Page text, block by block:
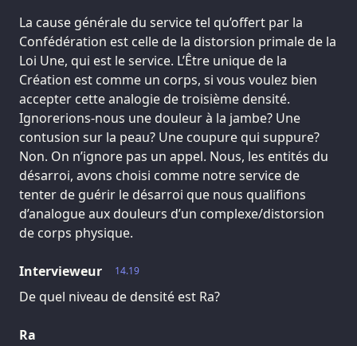
La cause générale du service tel qu’offert par la
Confédération est celle de la distorsion primale de la
Loi Une, qui est le service. L’Être unique de la
Création est comme un corps, si vous voulez bien
accepter cette analogie de troisième densité.
Ignorerions-nous une douleur à la jambe? Une
contusion sur la peau? Une coupure qui suppure?
Non. On n’ignore pas un appel. Nous, les entités du
désarroi, avons choisi comme notre service de
tenter de guérir le désarroi que nous qualifions
d’analogue aux douleurs d’un complexe/distorsion
de corps physique.
14.19
Intervieweur
De quel niveau de densité est Ra?
Ra